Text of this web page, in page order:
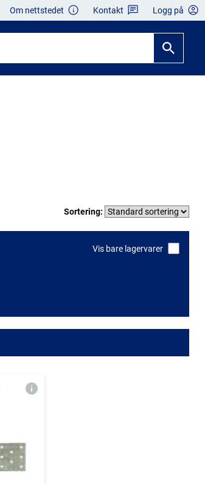
Om nettstedet Kontakt Logg på
Sortering:
Vis bare lagervarer